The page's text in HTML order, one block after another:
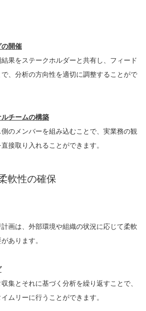
開催
果をステークホルダーと共有し、フィード
、分析の方向性を適切に調整することがで
チームの構築
のメンバーを組み込むことで、実業務の観
接取り入れることができます。
軟性の確保
画は、外部環境や組織の状況に応じて柔軟
あります。
集とそれに基づく分析を繰り返すことで、
ムリーに行うことができます。